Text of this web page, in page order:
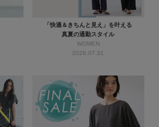
「快適＆きちんと見え」を叶える
真夏の通勤スタイル
WOMEN
2026.07.31